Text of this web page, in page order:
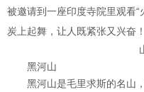
被邀请到一座印度寺院里观看
炭上起舞，让人既紧张又兴奋！
黑河山
黑河山是毛里求斯的名山，